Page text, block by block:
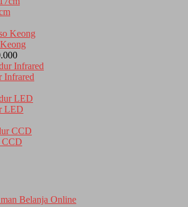
Infrared
LED
CCD
Belanja Online